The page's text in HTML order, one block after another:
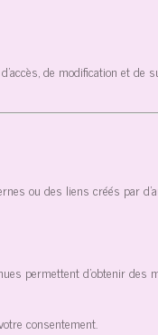
de modification et
ou des liens créés par
permettent d'obtenir des
consentement.